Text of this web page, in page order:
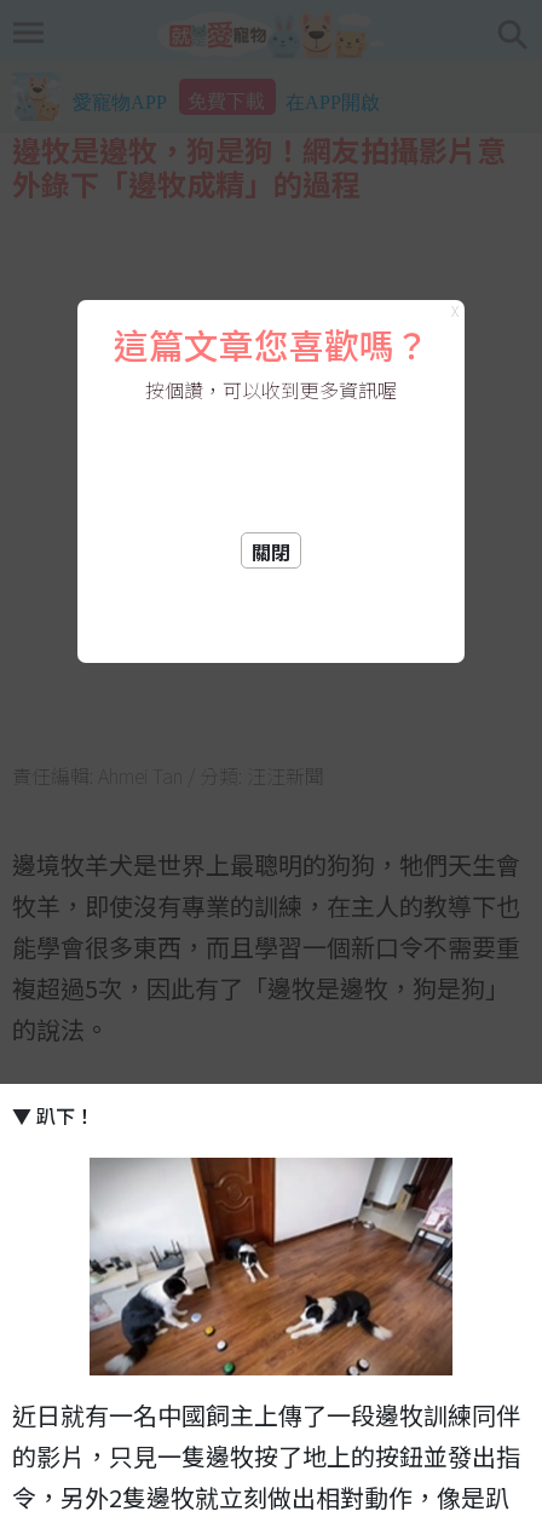
愛寵物APP 免費下載 在APP開啟
邊牧是邊牧，狗是狗！網友拍攝影片意
外錄下「邊牧成精」的過程
責任編輯: / 分類: 汪汪新聞
邊境牧羊犬是世界上最聰明的狗狗，牠們天生會
牧羊，即使沒有專業的訓練，在主人的教導下也
能學會很多東西，而且學習一個新口令不需要重
複超過5次，因此有了「邊牧是邊牧，狗是狗」
的說法。
▼ 趴下！
近日就有一名中國飼主上傳了一段邊牧訓練同伴
的影片，只見一隻邊牧按了地上的按鈕並發出指
令，另外2隻邊牧就立刻做出相對動作，像是趴
X
這篇文章您喜歡嗎？
按個讚，可以收到更多資訊喔
關閉